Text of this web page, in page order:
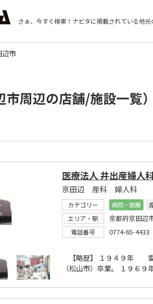
さぁ、今すぐ検索！ ナビタに掲載されている地元
辺市
周辺の店舗/施設一覧）
医療法人 井出産婦人
京田辺 産科 婦人科
カテゴリー 病院・医療
エリア・駅
京都府京田辺
電話番号 0774-65-4433
【略歴】 １９４９年
（松山市）卒業。 １９